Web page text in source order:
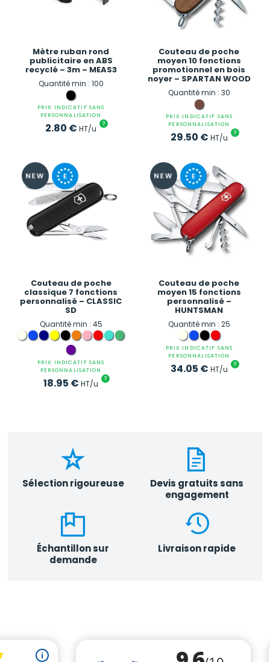
Mètre ruban rond
publicitaire en ABS
recyclé – 3m – MEAS3
Quantité min : 100
PRIX INDICATIF SANS
PERSONNALISATION
2.80 € HT/u ?
Couteau de poche
moyen 10 fonctions
promotionnel en bois
noyer – SPARTAN WOOD
Quantité min : 30
PRIX INDICATIF SANS
PERSONNALISATION
29.50 € HT/u ?
Couteau de poche
classique 7 fonctions
personnalisé – CLASSIC
SD
Quantité min : 45
PRIX INDICATIF SANS
PERSONNALISATION
18.95 € HT/u ?
Couteau de poche
moyen 15 fonctions
personnalisé –
HUNTSMAN
Quantité min : 25
PRIX INDICATIF SANS
PERSONNALISATION
34.05 € HT/u ?
Sélection rigoureuse
Devis gratuits sans
engagement
Échantillon sur
demande
Livraison rapide